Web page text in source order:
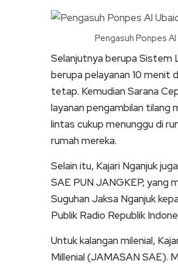
Pengasuh Ponpes
Selanjutnya berupa Sistem
berupa pelayanan 10 menit
tetap. Kemudian Sarana
layanan pengambilan tilang
lintas cukup menunggu di
rumah mereka.
Selain itu, Kajari Nganjuk
SAE PUN JANGKEP, yang
Suguhan Jaksa Nganjuk
Publik Radio Republik
Untuk kalangan milenial,
Millenial (JAMASAN SAE).